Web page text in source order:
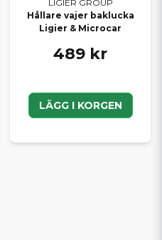
LIGIER GROUP
Hållare vajer baklucka
Ligier & Microcar
489 kr
LÄGG I KORGEN